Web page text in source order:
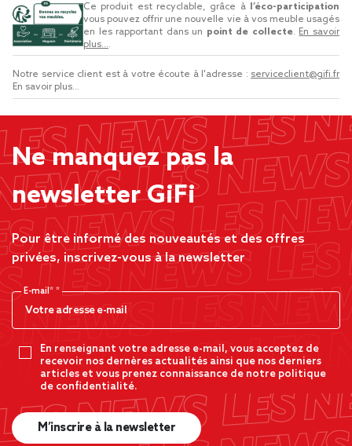
Ce produit est recyclable, grâce à
l’éco-participation
vous pouvez offrir une nouvelle vie à vos meuble usagés
en les rapportant dans un point de collecte. En savoir
plus....
Notre service client est à votre écoute à l'adresse : serviceclient@gifi.fr
En savoir plus...
Ne manquez pas la
newsletter GiFi
Pour être informé des nouveautés et des offres
privées, inscrivez-vous à la newsletter
E-mail*
En renseignant votre adresse e-mail, vous acceptez de
recevoir nos dernères actualités ainsi que nos derniers
articles et vous prenez connaissance de notre politique
de confidentialité.
M’inscrire à la newsletter